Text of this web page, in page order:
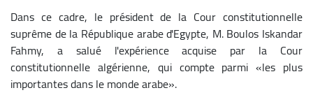
Dans ce cadre, le président de la Cour constitutionnelle
suprême de la République arabe d'Egypte, M. Boulos Iskandar
Fahmy, a salué l'expérience acquise par la Cour
constitutionnelle algérienne, qui compte parmi «les plus
importantes dans le monde arabe».